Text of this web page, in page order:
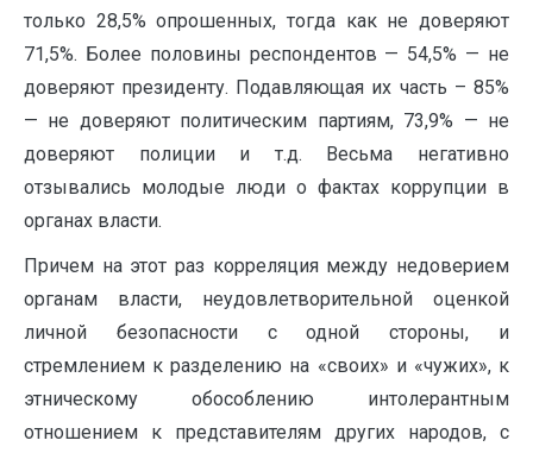
только 28,5% опрошенных, тогда как не доверяют
71,5%. Более половины респондентов — 54,5% — не
доверяют президенту. Подавляющая их часть – 85%
— не доверяют политическим партиям, 73,9% — не
доверяют полиции и т.д. Весьма негативно
отзывались молодые люди о фактах коррупции в
органах власти.
Причем на этот раз корреляция между недоверием
органам власти, неудовлетворительной оценкой
личной безопасности с одной стороны, и
стремлением к разделению на «своих» и «чужих», к
этническому обособлению интолерантным
отношением к представителям других народов, с